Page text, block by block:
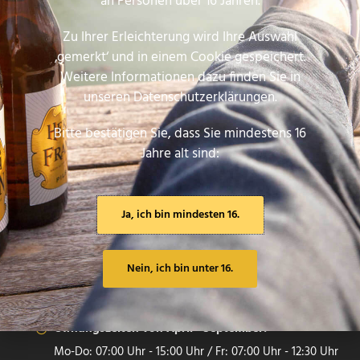
ARNSTEINER BRAUEREI
MAX BENDER GMBH & CO. KG
Erlesene Zutaten, traditionelle Braukunst und das
beste Brauteam. Unsere Biere sind ehrlich gebraut.
Genießen Sie die altfränkische Braukunst mit unseren
Meisterstücken.
LOCATION
97450 Arnstein, BY, DE
+49 9363 9091-0
info@arnsteiner-brauerei.de
Öffnungszeiten von Oktober - März:
Mo-Do: 07:00 Uhr - 14:00 Uhr / Fr: 07:00 Uhr - 13:30 Uhr
Öffnungszeiten von April - September:
Mo-Do: 07:00 Uhr - 15:00 Uhr / Fr: 07:00 Uhr - 12:30 Uhr
Zu Ihrer Erleichterung wird Ihre Auswahl
‚gemerkt‘ und in einem Cookie gespeichert.
Weitere Informationen dazu finden Sie in
unseren Datenschutzerklärungen.
Bitte bestätigen Sie, dass Sie mindestens 16
Jahre alt sind:
Ja, ich bin mindesten 16.
Nein, ich bin unter 16.